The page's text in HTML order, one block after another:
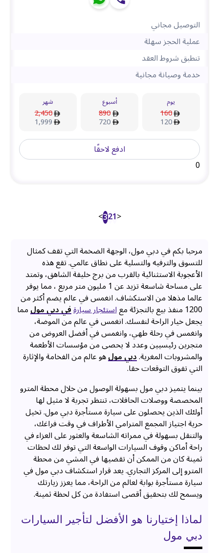
التوصيل مجاني
عملية الحجز سهلة
تنطبق شروط العقد
خدمة وصيانة مجانية
يوم
160
120
أسبوع
890
720
شهر
2,450
1,999
ادفع لاحقًا
0
<
1
2
3
>
مرحبا بكم في دبي مول، الوجهة الضخمة التي تقف كمثال
للتسوق والترفيه والتسلية على نطاق عالمي. تقع هذه
الأعجوبة الاستثنائية بالقرب من برج خليفة الشاهق، وتمتد
على مساحة شاسعة تزيد عن 1 مليون متر مربع ، مما يوفر
عالما مذهلا من الاستكشاف. انغمس في عالم يضم أكثر من
1200 منفذ بيع بالتجزئة مع استئجار سيارةفي دبي مولمما
يجعل خيار الراحة لنفسك. انغمس في عالم من الموضة،
وانغمس في رحلة طهي، وانغمس في أفضل العروض من
متجرين رئيسيين وعدد لا يحصى من مؤسسات الأطعمة
والمشروبات المغرية.دبي مولهو عالم من الفخامة والإثارة
التي تفوق التوقعات حقا.
بينما يتميز دبي مول بسهولة الوصول من خلال محطة المترو
المخصصة ووصلات الحافلات، تنتظر تجربة لا مثيل لها
أولئك الذين يحصلون على سيارة مستأجرة دبي مول. تخيل
حرية اجتياز المجمع المترامي الأطراف في وقت فراغك،
والتنقل بسهولة في ممراته الشاسعة والعثور على العزاء في
راحة أماكن وقوف السيارات الواسعة التي توفر لك لحظات
ثمينة كان من الممكن أن تقضيها في المشي من محطة
المترو إلى المركز التجاري. يعد قرار استكشاف دبي مول في
سيارة مستأجرة بوابة لعالم من الراحة، مما يعزز زيارتك
ويسمح لك بتحقيق أقصى استفادة من كل لحظة ثمينة.
لماذا إختيارنا هو الأفضل لتأجير السيارات
دبي مول